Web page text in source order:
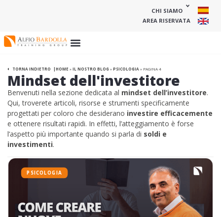
CHI SIAMO
AREA RISERVATA
TORNA INDIETRO HOME »IL NOSTRO BLOG »PSICOLOGIA » PAGINA 4
Mindset dell'investitore
Benvenuti nella sezione dedicata al mindset dell’investitore.
Qui, troverete articoli, risorse e strumenti specificamente
progettati per coloro che desiderano investire efficacemente
e ottenere risultati rapidi. In effetti, l’atteggiamento è forse
l’aspetto più importante quando si parla di soldi e
investimenti.
PSICOLOGIA